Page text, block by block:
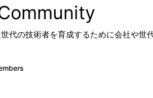
代の技術者を育成するために会社や世